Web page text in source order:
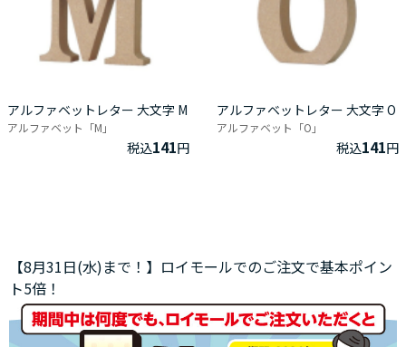
アルファベットレター 大文字 M
アルファベット「M」
税込141円
アルファベットレター 大文字 O
アルファベット「O」
税込141円
【8月31日(水)まで！】ロイモールでのご注文で基本ポイン
ト5倍！